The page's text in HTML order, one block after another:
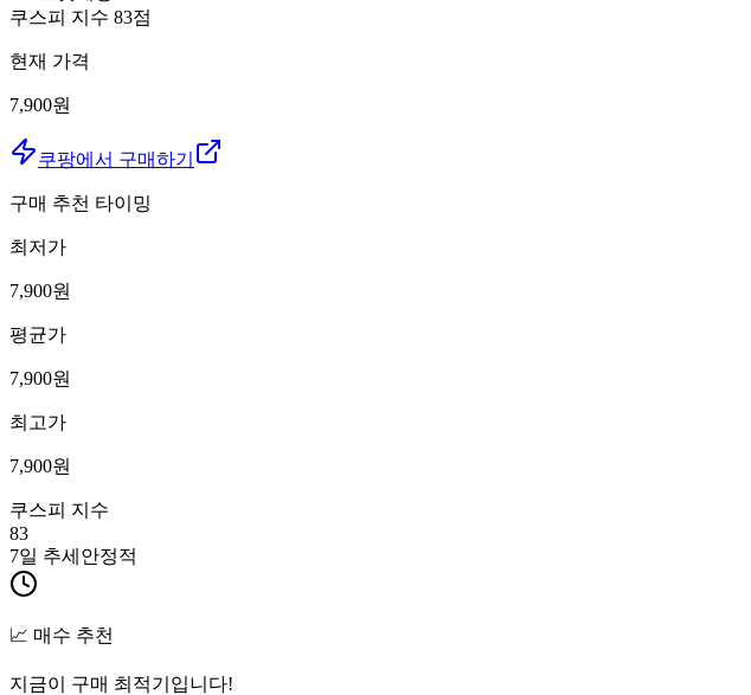
쿠스피 지수 83점
현재 가격
7,900원
쿠팡에서 구매하기
구매 추천 타이밍
최저가
7,900원
평균가
7,900원
최고가
7,900원
쿠스피 지수
83
7일 추세 안정적
📈 매수 추천
지금이 구매 최적기입니다!